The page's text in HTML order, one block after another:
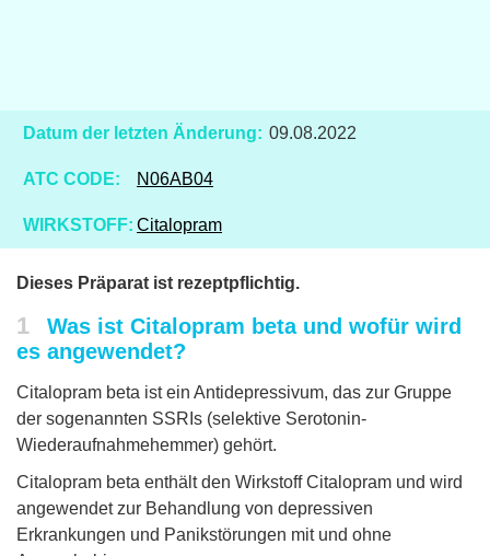
Datum der letzten Änderung: 09.08.2022
ATC CODE: N06AB04
WIRKSTOFF: Citalopram
Dieses Präparat ist rezeptpflichtig.
1
Was ist Citalopram beta und wofür wird
es angewendet?
Citalopram beta ist ein Antidepressivum, das zur Gruppe
der sogenannten SSRIs (selektive Serotonin-
Wiederaufnahmehemmer) gehört.
Citalopram beta enthält den Wirkstoff Citalopram und wird
angewendet zur Behandlung von depressiven
Erkrankungen und Panikstörungen mit und ohne